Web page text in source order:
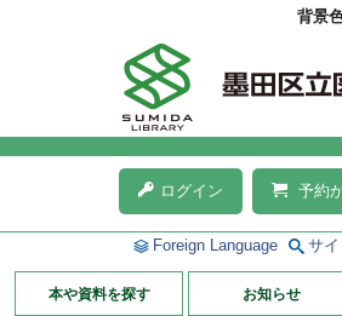
背景
ログイン 予約
Foreign Language サ
本や資料を探す お知らせ